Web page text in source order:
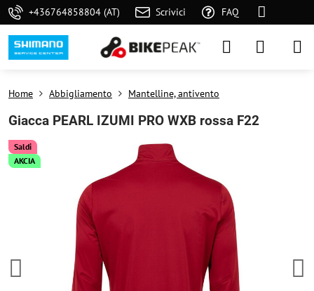
+436764858804 (AT) Scrivici FAQ
Saldi
AKCIA
Home Abbigliamento Mantelline, antivento
Giacca PEARL IZUMI PRO WXB rossa F22